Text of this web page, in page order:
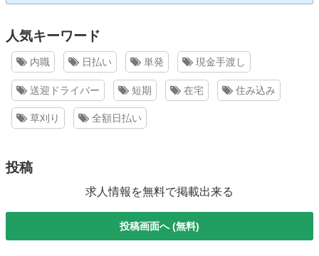
人気キーワード
内職 日払い 単発 現金手渡し
送迎ドライバー 短期 在宅 住み込み
草刈り 全額日払い
投稿
求人情報を無料で掲載出来る
投稿画面へ (無料)